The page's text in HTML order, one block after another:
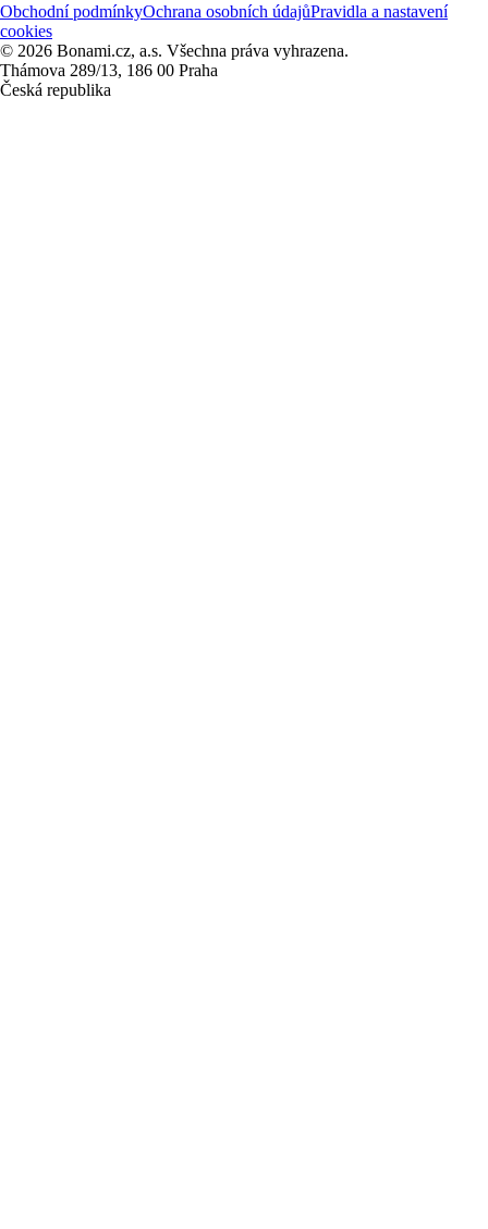
Obchodní podmínkyOchrana osobních údajůPravidla a nastavení
cookies
© 2026 Bonami.cz, a.s. Všechna práva vyhrazena.
Thámova 289/13, 186 00 Praha
Česká republika